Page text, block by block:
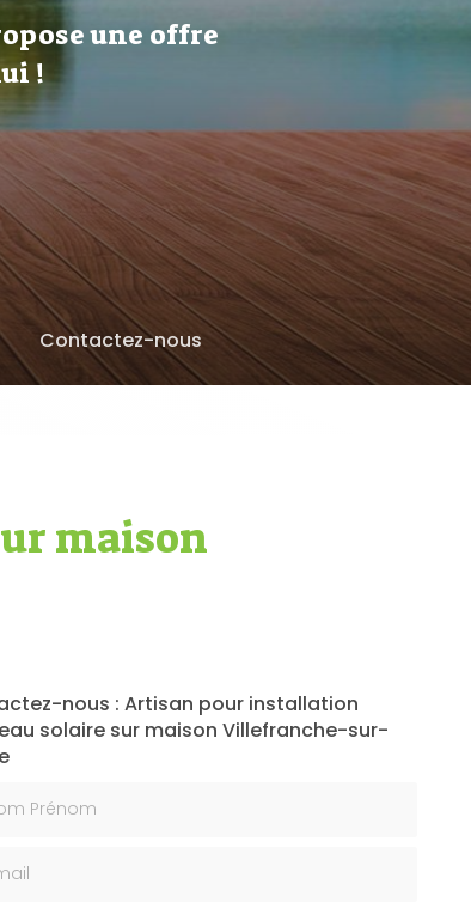
une offre
!
Contactez-nous
maison
nous : Artisan pour installation
solaire sur maison Villefranche-sur-